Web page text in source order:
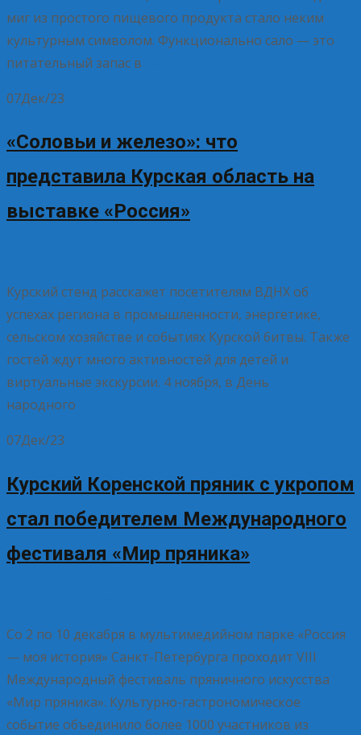
миг из простого пищевого продукта стало неким
культурным символом. Функционально сало — это
питательный запас в
07Дек/23
«Соловьи и железо»: что
представила Курская область на
выставке «Россия»
Курский стенд расскажет посетителям ВДНХ об
успехах региона в промышленности, энергетике,
сельском хозяйстве и событиях Курской битвы. Также
гостей ждут много активностей для детей и
виртуальные экскурсии. 4 ноября, в День
народного
07Дек/23
Курский Коренской пряник с укропом
стал победителем Международного
фестиваля «Мир пряника»
Со 2 по 10 декабря в мультимедийном парке «Россия
— моя история» Санкт-Петербурга проходит VIII
Международный фестиваль пряничного искусства
«Мир пряника». Культурно-гастрономическое
событие объединило более 1000 участников из